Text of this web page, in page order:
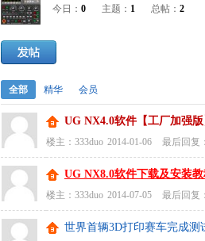
今日： 0 主题： 1 总帖： 2
全部 精华 会员
UG NX4.0软件【工厂加强
楼主： 333duo 2014-01-06 最后回复：
UG NX8.0软件下载及安装
楼主： 333duo 2014-07-05 最后回复：
世界首辆3D打印赛车完成测